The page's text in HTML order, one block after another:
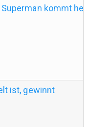
kommt
ist, gewinnt